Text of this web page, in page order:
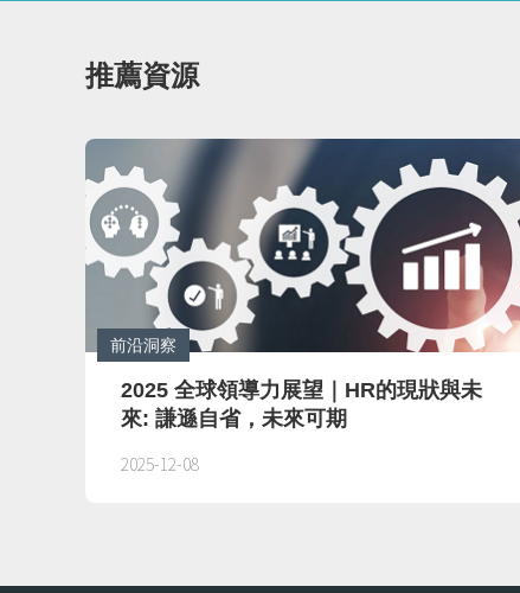
推薦資源
前沿洞察
2025 全球領導力展望｜HR的現狀與未
來: 謙遜自省，未來可期
2025-12-08